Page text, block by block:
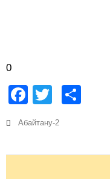
0
Facebook
Twitter
Абайтану-2